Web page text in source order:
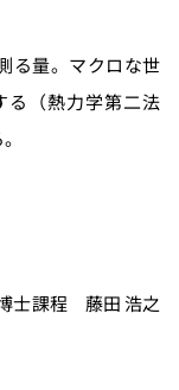
る量。マクロな世
る（熱力学第二法
士課程 藤田 浩之